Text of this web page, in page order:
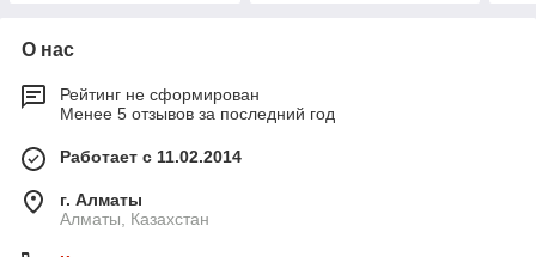
О нас
Рейтинг не сформирован
Менее 5 отзывов за последний год
Работает с 11.02.2014
г. Алматы
Алматы, Казахстан